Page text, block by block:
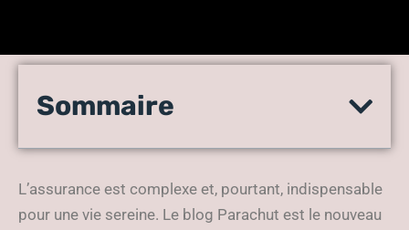
Retrouver les meilleurs
blog Parachut
Sommaire
L’assurance est complexe et, pourtant, indispensable
pour une vie sereine. Le blog Parachut est le nouveau